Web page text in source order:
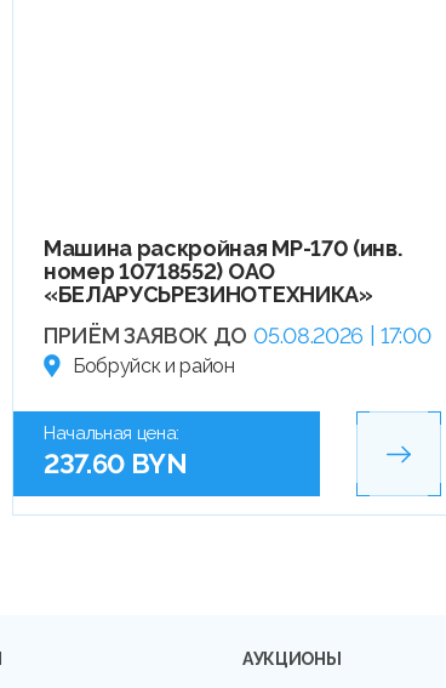
Машина раскройная МР-170 (инв.
номер 10718552) ОАО
«БЕЛАРУСЬРЕЗИНОТЕХНИКА»
ПРИЁМ ЗАЯВОК ДО 05.08.2026 | 17:00
Бобруйск и район
Начальная цена:
237.60 BYN
АУКЦИОНЫ